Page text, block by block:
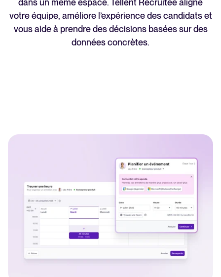
Lire la suite
dans un même espace. Tellent Recruitee aligne
votre équipe, améliore l’expérience des candidats et
vous aide à prendre des décisions basées sur des
données concrètes.